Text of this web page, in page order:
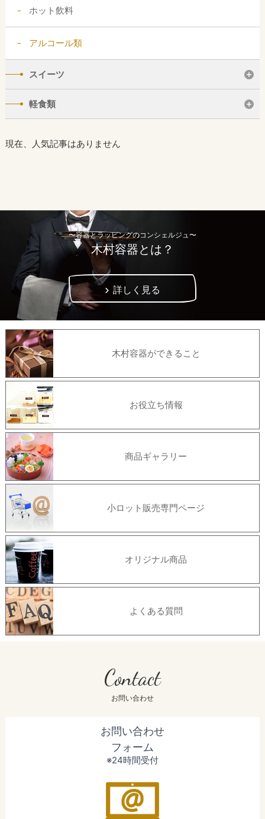
ホット飲料
アルコール類
スイーツ
軽食類
現在、人気記事はありません
〜容器とラッピングのコンシェルジュ〜
木村容器とは？
詳しく見る
木村容器ができること
お役立ち情報
商品ギャラリー
小ロット販売専門ページ
オリジナル商品
よくある質問
Contact
お問い合わせ
お問い合わせ
フォーム
※24時間受付